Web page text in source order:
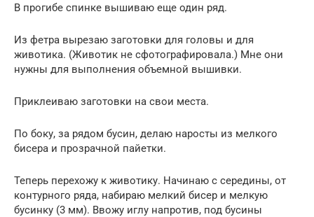
В прогибе спинке вышиваю еще один ряд.
Из фетра вырезаю заготовки для головы и для
животика. (Животик не сфотографировала.) Мне они
нужны для выполнения объемной вышивки.
Приклеиваю заготовки на свои места.
По боку, за рядом бусин, делаю наросты из мелкого
бисера и прозрачной пайетки.
Теперь перехожу к животику. Начинаю с середины, от
контурного ряда, набираю мелкий бисер и мелкую
бусинку (3 мм). Ввожу иглу напротив, под бусины